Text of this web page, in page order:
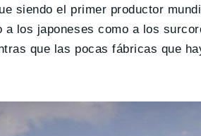
siendo el primer productor
los japoneses como a los
que las pocas fábricas que